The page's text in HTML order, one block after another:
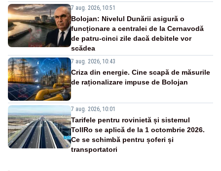
7 aug. 2026, 10:51
Bolojan: Nivelul Dunării asigură o
funcționare a centralei de la Cernavodă
de patru-cinci zile dacă debitele vor
scădea
7 aug. 2026, 10:43
Criza din energie. Cine scapă de măsurile
de raționalizare impuse de Bolojan
7 aug. 2026, 10:01
Tarifele pentru rovinietă și sistemul
TollRo se aplică de la 1 octombrie 2026.
Ce se schimbă pentru șoferi și
transportatori